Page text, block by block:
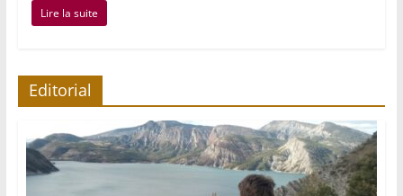
Lire la suite
Editorial